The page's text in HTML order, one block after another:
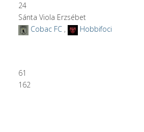
24
Sánta Viola Erzsébet
Cobac FC, Hobbifoci
61
162